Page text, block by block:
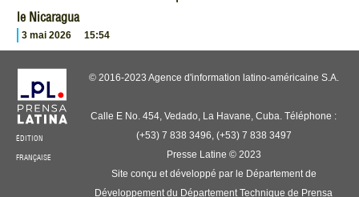
le Nicaragua
3 mai 2026 15:54
ÉDITION
FRANÇAISE
© 2016-2023 Agence d'information latino-américaine S.A.
Calle E No. 454, Vedado, La Havane, Cuba. Téléphone :
(+53) 7 838 3496, (+53) 7 838 3497
Presse Latine © 2023
Site conçu et développé par le Département de
Développement du Département Technique de Prensa